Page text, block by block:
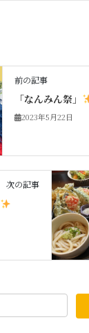
前の記事
「なんみん祭」
2023年5月22日
次の記事